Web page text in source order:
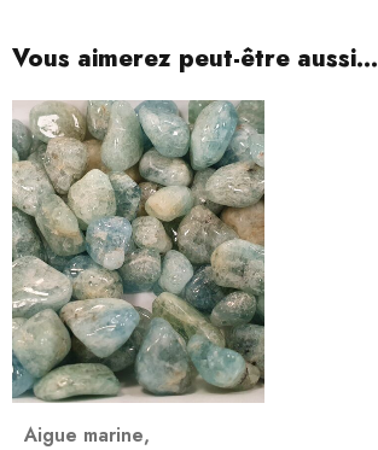
Vous aimerez peut-être aussi…
Aigue marine,